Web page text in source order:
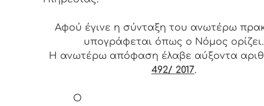
Αφού έγινε η σύνταξη του ανωτέρω
υπογράφεται όπως ο Νόμος ορίζει.
Η ανωτέρω απόφαση έλαβε αύξοντα
492/ 2017.
Ο